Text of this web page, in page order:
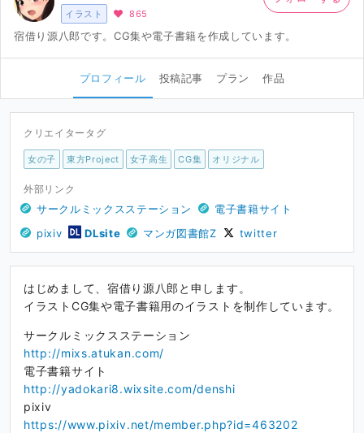
イラスト 865
宿借り源八郎です。CG集や電子書籍を作成しています。
プロフィール 投稿記事 プラン 作品
クリエイタータグ
女の子 東方Project 女子高生 CG集 オリジナル
外部リンク
サークルミックスステーション
電子書籍サイト
pixiv
DLsite マンガ図書館Z twitter
はじめまして、宿借り源八郎と申します。
イラストCG集や電子書籍用のイラストを制作しています。
サークルミックスステーション
http://mixs.atukan.com/
電子書籍サイト
http://yadokari8.wixsite.com/denshi
pixiv
https://www.pixiv.net/member.php?id=463202